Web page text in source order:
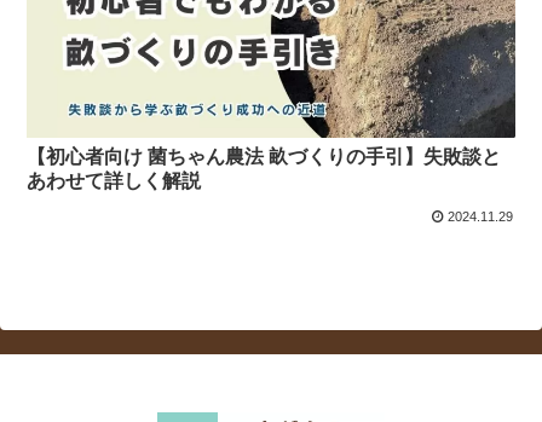
【初心者向け 菌ちゃん農法 畝づくりの手引】失敗談と
あわせて詳しく解説
2024.11.29